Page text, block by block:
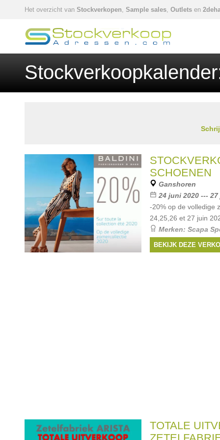
Het overzicht van Stockverkopen, Sample sales, Outlets en
SCHOENEN
Ganshoren
24 juni 2020 ---
-20% op de volledige
24,25,26 et 27 juin
Merken: Scapa
Scapa,Essentiel, ...
BEKIJK DEZE
TOTALE